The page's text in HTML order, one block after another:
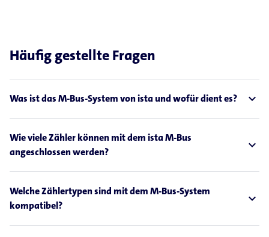
Häufig gestellte Fragen
Was ist das M-Bus-System von ista und wofür dient es? expand_less
Wie viele Zähler können mit dem ista M-Bus
angeschlossen werden?
expand_less
Welche Zählertypen sind mit dem M-Bus-System
kompatibel?
expand_less